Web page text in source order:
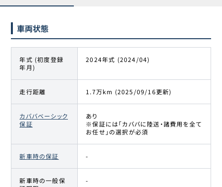
車両状態
年式 (初度登録
年月)
2024年式 (2024/04)
走行距離 1.7万km (2025/09/16更新)
カババベーシック
保証
あり
※保証には「カババに陸送・諸費用を全て
お任せ」の選択が必須
新車時の保証 -
新車時の一般保
-